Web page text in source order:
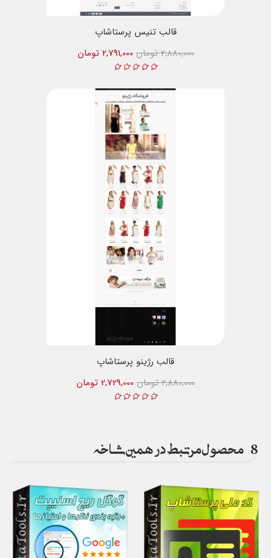
قالب تنیس پرستاشاپ
2,791,000 تومان
2,880,000 تومان
قالب رژینو پرستاشاپ
2,729,000 تومان
2,880,000 تومان
8 محصول مرتبط در همین شاخه